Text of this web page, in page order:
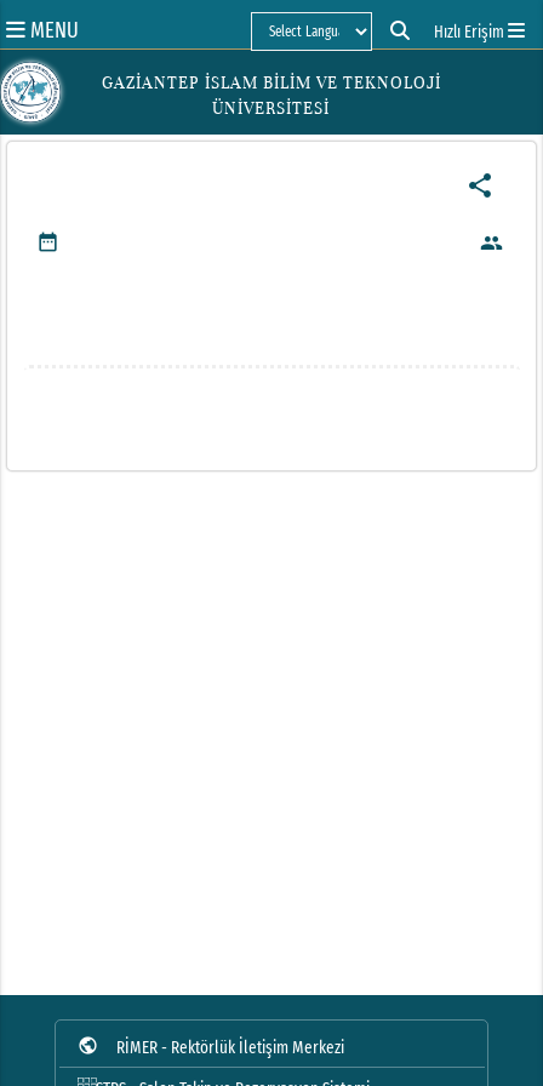
MENU
Powered by
Hızlı Erişim
GAZİANTEP İSLAM BİLİM VE TEKNOLOJİ
ÜNİVERSİTESİ
share
date_range people
public
RİMER - Rektörlük İletişim Merkezi